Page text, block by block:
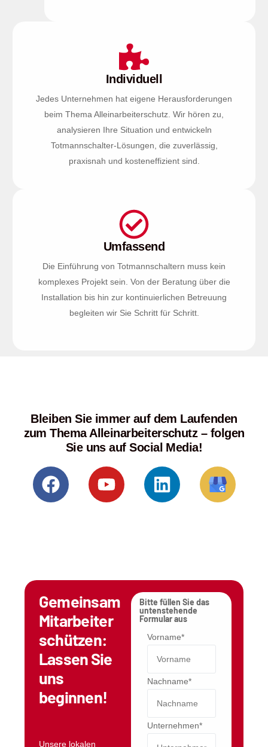
Individuell
Jedes Unternehmen hat eigene Herausforderungen
beim Thema Alleinarbeiterschutz. Wir hören zu,
analysieren Ihre Situation und entwickeln
Totmannschalter-Lösungen, die zuverlässig,
praxisnah und kosteneffizient sind.
Umfassend
Die Einführung von Totmannschaltern muss kein
komplexes Projekt sein. Von der Beratung über die
Installation bis hin zur kontinuierlichen Betreuung
begleiten wir Sie Schritt für Schritt.
Bleiben Sie immer auf dem Laufenden
zum Thema Alleinarbeiterschutz – folgen
Sie uns auf Social Media!
Gemeinsam
Mitarbeiter
schützen:
Lassen Sie
uns
beginnen!
Unsere lokalen
Bitte füllen Sie das
untenstehende
Formular aus
Vorname*
Nachname*
Unternehmen*